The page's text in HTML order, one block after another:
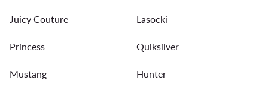
Juicy Couture Lasocki
Princess Quiksilver
Mustang Hunter